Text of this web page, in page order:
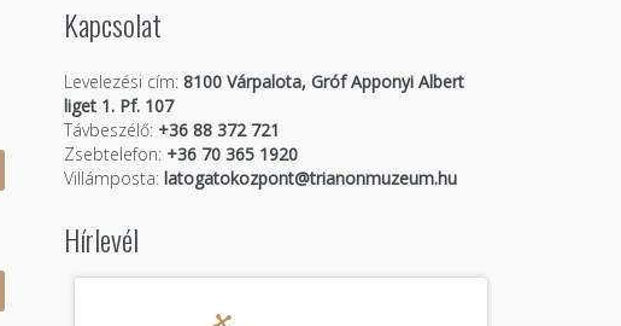
Kapcsolat
Levelezési cím: 8100 Várpalota, Gróf Apponyi Albert
liget 1. Pf. 107
Távbeszélő: +36 88 372 721
Zsebtelefon: +36 70 365 1920
Villámposta: latogatokozpont@trianonmuzeum.hu
Hírlevél